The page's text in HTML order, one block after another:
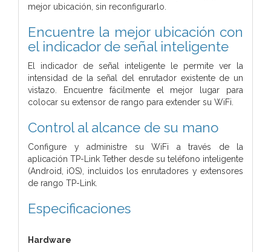
mejor ubicación, sin reconfigurarlo.
Encuentre la mejor ubicación con
el indicador de señal inteligente
El indicador de señal inteligente le permite ver la
intensidad de la señal del enrutador existente de un
vistazo. Encuentre fácilmente el mejor lugar para
colocar su extensor de rango para extender su WiFi.
Control al alcance de su mano
Configure y administre su WiFi a través de la
aplicación TP-Link Tether desde su teléfono inteligente
(Android, iOS), incluidos los enrutadores y extensores
de rango TP-Link.
Especificaciones
Hardware